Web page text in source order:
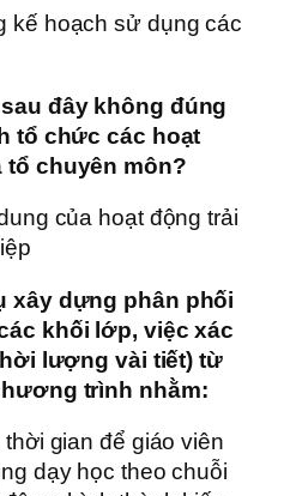
kế hoạch sử dụng các
đây không đúng
tổ chức các hoạt
tổ chuyên môn?
của hoạt động trải
xây dựng phân phối
khối lớp, việc xác
lượng vài tiết) từ
trình nhằm:
gian để giáo viên
dạy học theo chuỗi